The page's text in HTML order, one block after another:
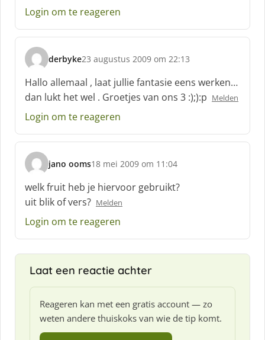
:Login om te reageren
derbyke
s
c
h
r
e
f
23 augustus 2009 om 22:13
Hallo allemaal , laat jullie fantasie eens werken…
dan lukt het wel . Groetjes van ons 3 :);):p Melden
Login om te reageren
jano ooms
s
h
r
e
:
18 mei 2009 om 11:04
welk fruit heb je hiervoor gebruikt?
uit blik of vers? Melden
Login om te reageren
Laat een reactie achter
Reageren kan met een gratis account — zo
weten andere thuiskoks van wie de tip komt.